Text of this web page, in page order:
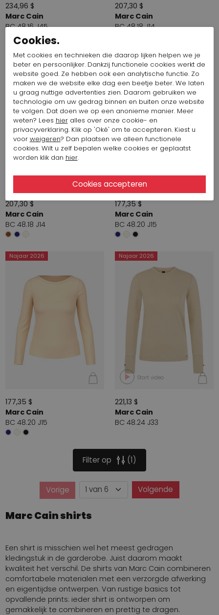
234,96 $
Marc Cain
BC 48.16 J45
207,30 $
Marc Cain
BC 48.18 J14
Najaar 2026
207,30 $
Marc Cain
BC 48.18 J14
Najaar 2026
177,35 $
Marc Cain
BC 48.20 J15
Najaar 2026
177,35 $
Marc Cain
BC 48.20 J15
Najaar 2026
Start video
221,13 $
Marc Cain
BC 48.24 J33
Filter op 1
Vorige
Pagina
Volgende
Marc Cain shirts
Een shirt is misschien wel het meest gedragen
kledingstuk in de garderobe. Juist daarom maakt
kwaliteit het verschil. De shirts van Marc Cain combineren
comfortabele materialen met een verzorgde afwerking
en eigentijdse ontwerpen. Van rustige basics tot
opvallende prints: ieder shirt is ontworpen om
gemakkelijk te combineren en prettig te dragen.
Cookies.
Met cookies en technieken die daarop lijken helpen we je
beter en persoonlijker. Dankzij functionele cookies werkt de
website goed. Ze hebben ook een analytische functie. Zo
maken we de website elke dag een beetje beter. We laten
u graag nuttige advertenties zien. Daarom gebruiken we
technologie om uw gedrag binnen en buiten onze website
te volgen. Dat doen we op een anonieme manier. Meer
weten? Lees hieralles over onze cookie- en
privacyverklaring. Klik op 'Oké' om te accepteren. Kiest u
voor weigeren? Dan plaatsen we alleen functionele
cookies. Wilt u zelf bepalen welke cookies er geplaatst
worden klik dan hier.